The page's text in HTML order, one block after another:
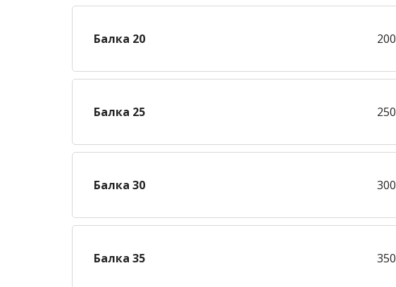
Балка 20 200
Балка 25 250
Балка 30 300
Балка 35 350